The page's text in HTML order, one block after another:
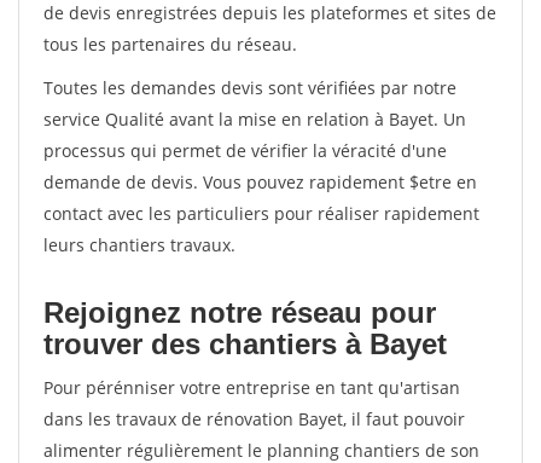
de devis enregistrées depuis les plateformes et sites de
tous les partenaires du réseau.
Toutes les demandes devis sont vérifiées par notre
service Qualité avant la mise en relation à Bayet. Un
processus qui permet de vérifier la véracité d'une
demande de devis. Vous pouvez rapidement $etre en
contact avec les particuliers pour réaliser rapidement
leurs chantiers travaux.
Rejoignez notre réseau pour
trouver des chantiers à Bayet
Pour pérénniser votre entreprise en tant qu'artisan
dans les travaux de rénovation Bayet, il faut pouvoir
alimenter régulièrement le planning chantiers de son